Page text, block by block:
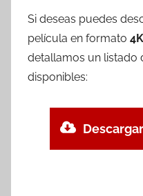
Si deseas puedes
película en formato 4K
detallamos un listado
disponibles: